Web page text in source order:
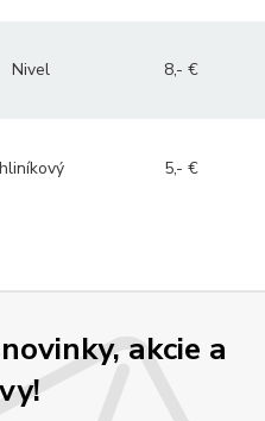
Nivel 8,- €
hliníkový 5,- €
akcie a